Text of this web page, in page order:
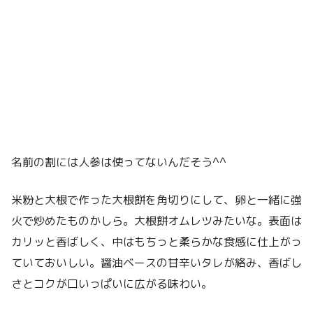
名前の割には人参は使ってないんだそう^^
米粉と大根で作った大根餅を角切りにして、卵と一緒に強
火で炒めたものかしら。大根餅オムレツみたいな。表面は
カリッと香ばしく、中はもちっと柔らかな食感に仕上がっ
ていておいしい。醤油ベースの甘辛いタレが絡み、香ばし
さとコクが口いっぱいに広がる味わい。